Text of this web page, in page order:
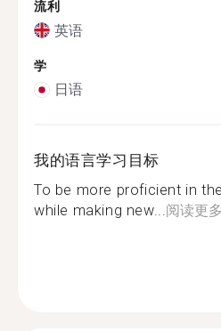
流利
英语
学
日语
我的语言学习目标
To be more proficient in
while making new...阅读更多